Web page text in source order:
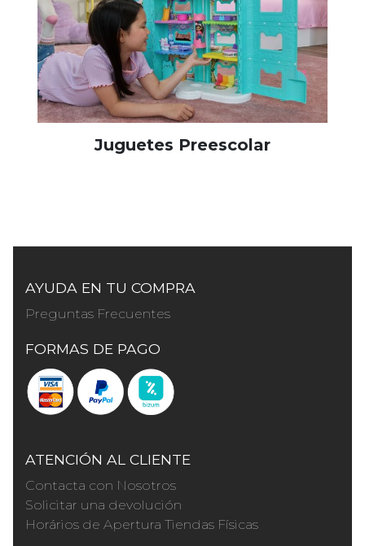
Juguetes Preescolar
AYUDA EN TU COMPRA
Preguntas Frecuentes
FORMAS DE PAGO
ATENCIÓN AL CLIENTE
Contacta con Nosotros
Solicitar una devolución
Horários de Apertura Tiendas Físicas